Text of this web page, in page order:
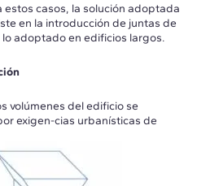
casos, la solución adoptada
en la introducción de juntas de
adoptado en edificios largos.
volúmenes del edificio se
exigen-cias urbanísticas de